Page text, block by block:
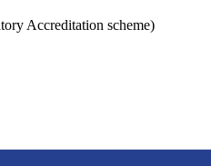
Accreditation scheme)